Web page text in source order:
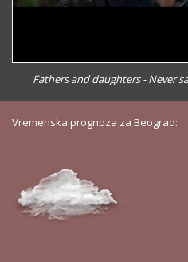
Fathers and daughters - Never
Vremenska prognoza za Beograd: